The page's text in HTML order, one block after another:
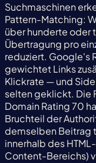
Suchmaschinen
Pattern-Matching:
über hunderte oder
Übertragung pro
reduziert. Google's
gewichtet Links
Klickrate — und
selten geklickt. Die
Domain Rating 70
Bruchteil der
demselben Beitrag
innerhalb des
Content-Bereichs)